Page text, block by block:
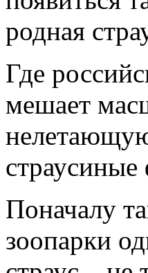
родная
Где
мешает
Поначалу
зоопарки